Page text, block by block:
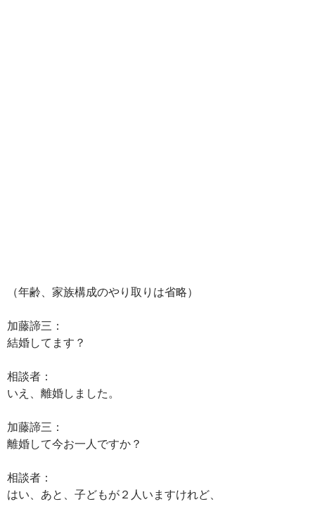
（年齢、家族構成のやり取りは省略）
加藤諦三：
結婚してます？
相談者：
いえ、離婚しました。
加藤諦三：
離婚して今お一人ですか？
相談者：
はい、あと、子どもが２人いますけれど、